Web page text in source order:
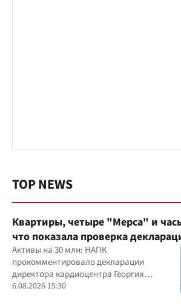
TOP NEWS
Квартиры, четыре "Мерса" и
что показала проверка
руководителя детского
Маньковского и что говорит
Активы на 30 млн: НАПК
прокомментировало декларации
директора кардиоцентра Георгия
Маньковского
6.08.2026 15:30